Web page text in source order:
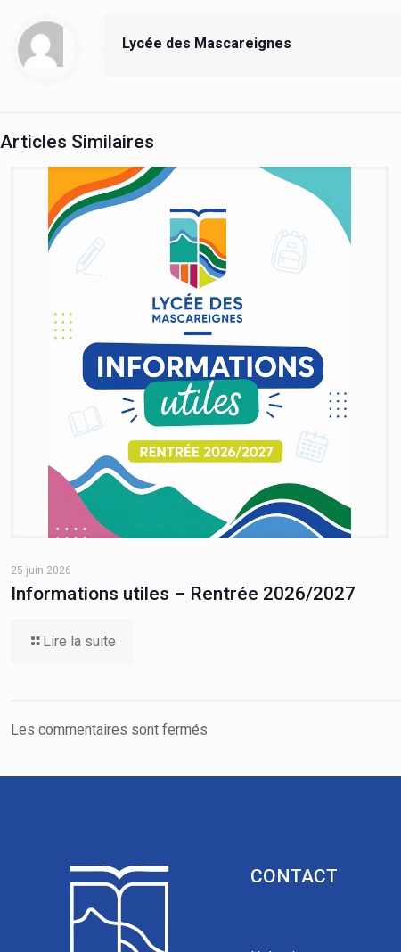
Lycée des Mascareignes
Articles Similaires
25 juin 2026
Informations utiles – Rentrée 2026/2027
Lire la suite
Les commentaires sont fermés
CONTACT